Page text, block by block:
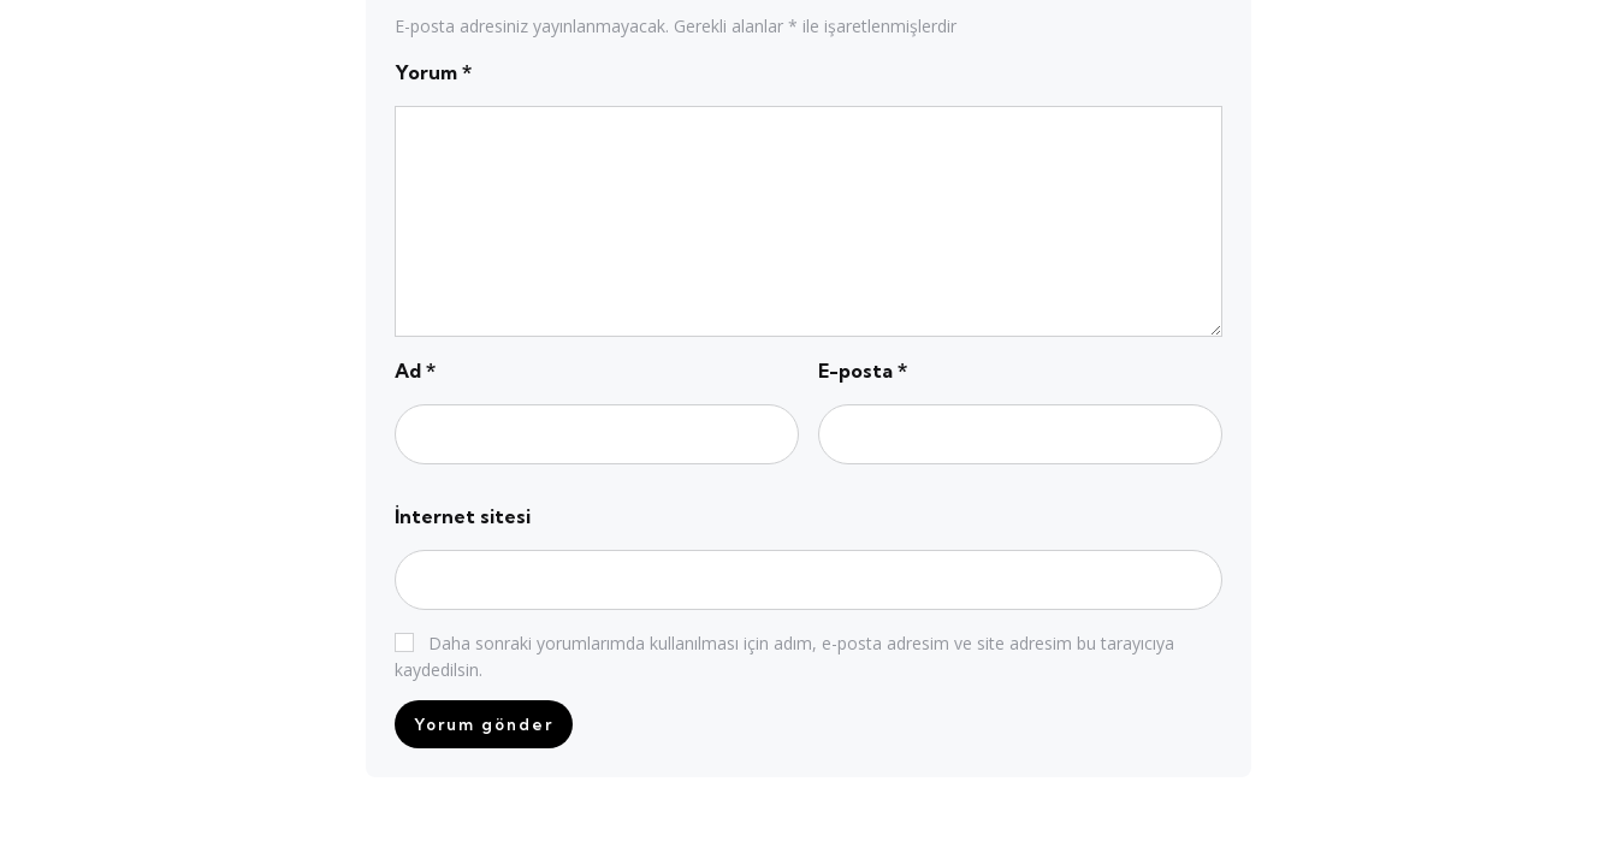
E-posta adresiniz yayınlanmayacak. Gerekli alanlar * ile işaretlenmişlerdir
Yorum *
Ad * E-posta *
İnternet sitesi
Daha sonraki yorumlarımda kullanılması için adım, e-posta adresim ve site adresim bu tarayıcıya
kaydedilsin.